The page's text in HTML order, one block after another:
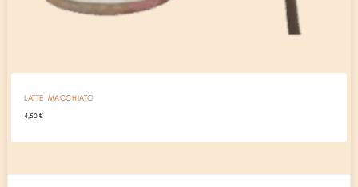
LATTE MACCHIATO
4,50 €